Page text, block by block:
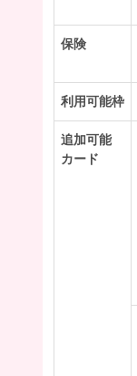
保険
利用可能枠
追加可能
カード